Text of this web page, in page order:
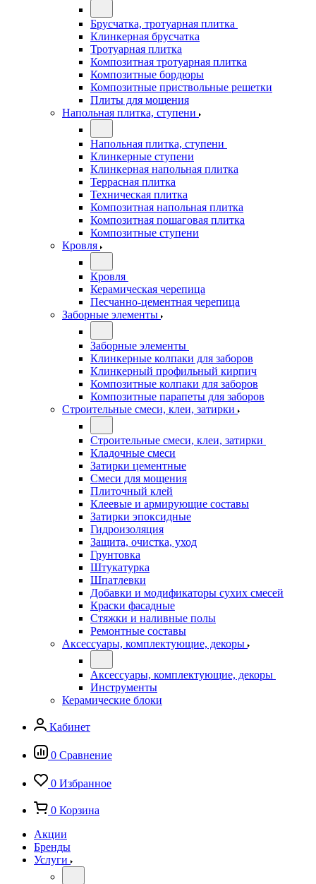
Брусчатка, тротуарная плитка
Клинкерная брусчатка
Тротуарная плитка
Композитная тротуарная плитка
Композитные бордюры
Композитные приствольные решетки
Плиты для мощения
Напольная плитка, ступени
Напольная плитка, ступени
Клинкерные ступени
Клинкерная напольная плитка
Террасная плитка
Техническая плитка
Композитная напольная плитка
Композитная пошаговая плитка
Композитные ступени
Кровля
Кровля
Керамическая черепица
Песчанно-цементная черепица
Заборные элементы
Заборные элементы
Клинкерные колпаки для заборов
Клинкерный профильный кирпич
Композитные колпаки для заборов
Композитные парапеты для заборов
Строительные смеси, клеи, затирки
Строительные смеси, клеи, затирки
Кладочные смеси
Затирки цементные
Смеси для мощения
Плиточный клей
Клеевые и армирующие составы
Затирки эпоксидные
Гидроизоляция
Защита, очистка, уход
Грунтовка
Штукатурка
Шпатлевки
Добавки и модификаторы сухих смесей
Краски фасадные
Стяжки и наливные полы
Ремонтные составы
Аксессуары, комплектующие, декоры
Аксессуары, комплектующие, декоры
Инструменты
Керамические блоки
Кабинет
0 Сравнение
0 Избранное
0 Корзина
Акции
Бренды
Услуги